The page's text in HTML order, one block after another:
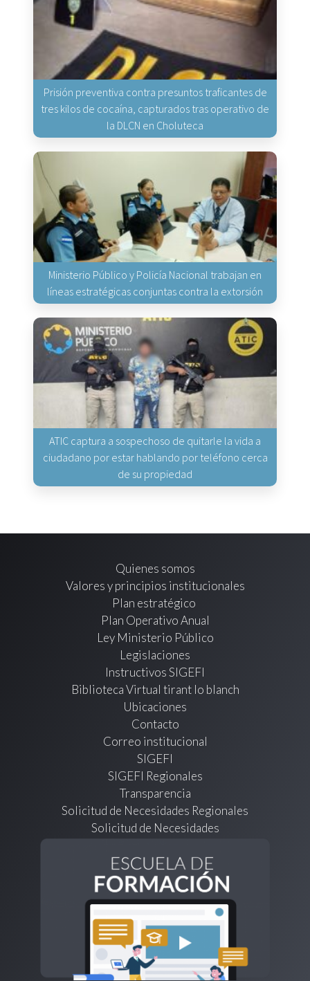
Prisión preventiva contra presuntos traficantes de
tres kilos de cocaína, capturados tras operativo de
la DLCN en Choluteca
Ministerio Público y Policía Nacional trabajan en
líneas estratégicas conjuntas contra la extorsión
ATIC captura a sospechoso de quitarle la vida a
ciudadano por estar hablando por teléfono cerca
de su propiedad
Quienes somos
Valores y principios institucionales
Plan estratégico
Plan Operativo Anual
Ley Ministerio Público
Legislaciones
Instructivos SIGEFI
Biblioteca Virtual tirant lo blanch
Ubicaciones
Contacto
Correo institucional
SIGEFI
SIGEFI Regionales
Transparencia
Solicitud de Necesidades Regionales
Solicitud de Necesidades